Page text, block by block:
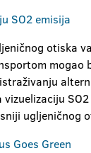
SO2 emisija
otiska
mogao
vizuelizaciju
ugljeničnog
Goes Green